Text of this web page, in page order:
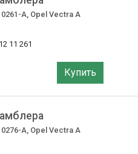
A, Opel Vectra A
12 11 261
Купить
A, Opel Vectra A